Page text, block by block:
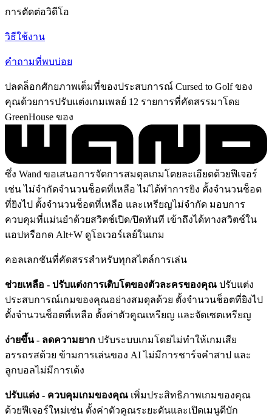
การตัดต่อวิดีโอ
วิธีใช้งาน
คำถามที่พบบ่อย
ปลดล็อกศักยภาพเต็มที่ของประสบการณ์ Cursed to Golf ของ
คุณด้วยการปรับแต่งเกมเพลย์ 12 รายการที่คัดสรรมาโดย
GreenHouse ของ
ซึ่ง Wand ขอเสนอการจัดการสมดุลเกมโดยละเอียดด้วยฟีเจอร์
เช่น ไม่จำกัดจำนวนช็อตที่เหลือ ไม่ได้ทำการยิง ตั้งจำนวนช็อต
ที่ยิงไป ตั้งจำนวนช็อตที่เหลือ และเหรียญไม่จำกัด มอบการ
ควบคุมที่แม่นยำด้วยสวิตช์เปิด/ปิดทันที เข้าถึงได้ทางสวิตช์ใน
แอปหรือกด Alt+W ดูโอเวอร์เลย์ในเกม
คอลเลกชันที่คัดสรรสำหรับทุกสไตล์การเล่น
ช่วยเหลือ - ปรับแต่งการเติบโตของตัวละครของคุณ ปรับแต่ง
ประสบการณ์เกมของคุณอย่างสมดุลด้วย ตั้งจำนวนช็อตที่ยิงไป
ตั้งจำนวนช็อตที่เหลือ ตั้งค่าตัวคูณเหรียญ และจัดเซตเหรียญ
ง่ายขึ้น - ลดความยาก ปรับระบบเกมโดยไม่ทำให้เกมเสีย
อรรถรสด้วย ข้ามการเล่นของ AI ไม่มีการชาร์จคำสาป และ
ลูกบอลไม่มีการเด้ง
ปรับแต่ง - ควบคุมเกมของคุณ เพิ่มประสิทธิภาพเกมของคุณ
ด้วยฟีเจอร์ใหม่เช่น ตั้งค่าตัวคูณระยะดันและเปิดเมนูดีบัก